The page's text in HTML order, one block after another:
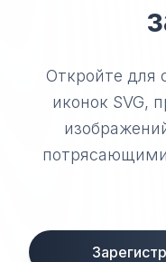
Откройте для
иконок SVG,